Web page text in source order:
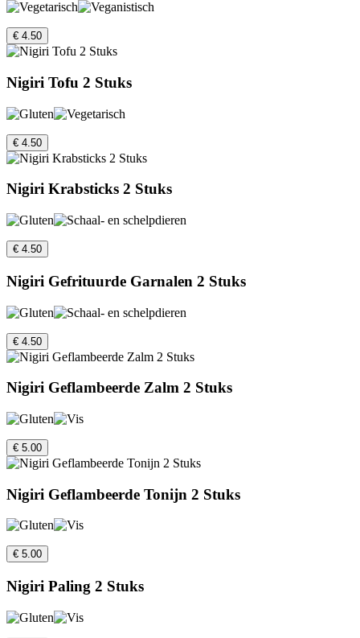
€ 4.50
Nigiri Tofu 2 Stuks
€ 4.50
Nigiri Krabsticks 2 Stuks
€ 4.50
Nigiri Gefrituurde Garnalen 2 Stuks
€ 4.50
Nigiri Geflambeerde Zalm 2 Stuks
€ 5.00
Nigiri Geflambeerde Tonijn 2 Stuks
€ 5.00
Nigiri Paling 2 Stuks